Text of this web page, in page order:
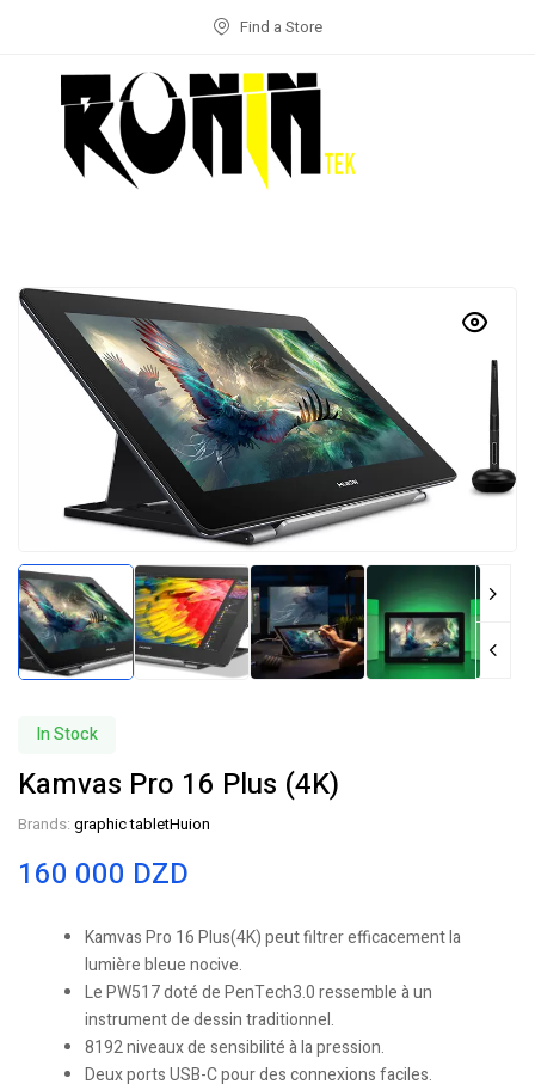
Find a Store
In Stock
Kamvas Pro 16 Plus (4K)
Brands: graphic tabletHuion
160 000 DZD
Kamvas Pro 16 Plus(4K) peut filtrer efficacement la
lumière bleue nocive.
Le PW517 doté de PenTech3.0 ressemble à un
instrument de dessin traditionnel.
8192 niveaux de sensibilité à la pression.
Deux ports USB-C pour des connexions faciles.